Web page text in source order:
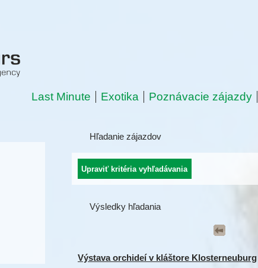
Last Minute Exotika Poznávacie zájazdy
Hľadanie zájazdov
Výsledky hľadania
Výstava orchideí v kláštore Klosterneuburg